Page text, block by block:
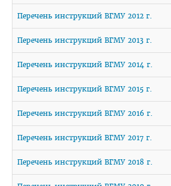
Для иностранных граждан
Личный кабинет абитуриента
План приема в ВГМУ 2026
Количество поданных заявлений и
Порядок приема в ВГМУ 2026
Нормативная документация
Целевая подготовка
Общая информация
Перечень инструкций ВГМУ 2012 г.
Перечень инструкций ВГМУ 2013 г.
Перечень инструкций ВГМУ 2014 г.
Перечень инструкций ВГМУ 2015 г.
Перечень инструкций ВГМУ 2016 г.
Перечень инструкций ВГМУ 2017 г.
Перечень инструкций ВГМУ 2018 г.